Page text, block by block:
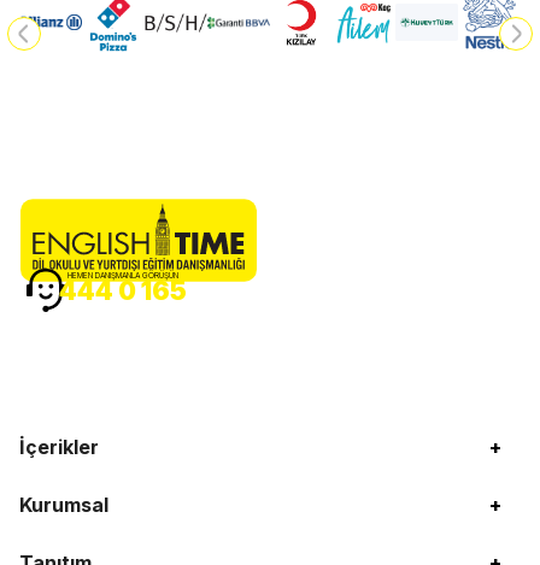
İçerikler +
Kurumsal +
HEMEN DANIŞMANLA GÖRÜŞÜN
444 0 165